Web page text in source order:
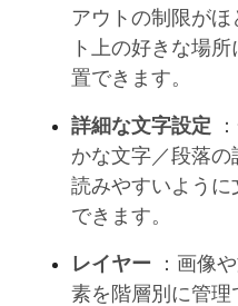
アウトの制限が
ト上の好きな場
置できます。
詳細な文字設定
かな文字／段落の
読みやすいよう
できます。
レイヤー ：画像
素を階層別に管